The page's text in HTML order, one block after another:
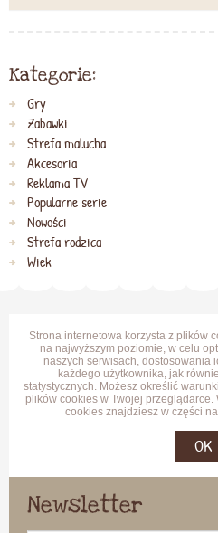
Kategorie:
Gry
Zabawki
Strefa malucha
Akcesoria
Reklama TV
Popularne serie
Nowości
Strefa rodzica
Wiek
Strona internetowa korzysta z plików
na najwyższym poziomie, w celu
naszych serwisach, dostosowania
każdego użytkownika, jak
statystycznych. Możesz określić
plików cookies w Twojej
cookies znajdziesz w części
OK
Newsletter